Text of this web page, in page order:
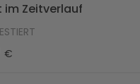
Zeitverlauf
€